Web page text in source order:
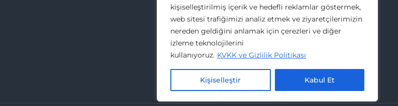
kişiselleştirilmiş içerik ve hedefli reklamlar göstermek,
web sitesi trafiğimizi analiz etmek ve ziyaretçilerimizin
nereden geldiğini anlamak için çerezleri ve diğer
izleme teknolojilerini
kullanıyoruz. KVKK ve Gizlilik Politikası
Kişiselleştir Kabul Et